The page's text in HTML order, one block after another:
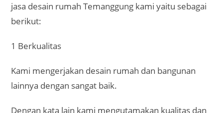
jasa desain rumah Temanggung kami yaitu sebagai
berikut:
1 Berkualitas
Kami mengerjakan desain rumah dan bangunan
lainnya dengan sangat baik.
Dengan kata lain kami mengutamakan kualitas dan